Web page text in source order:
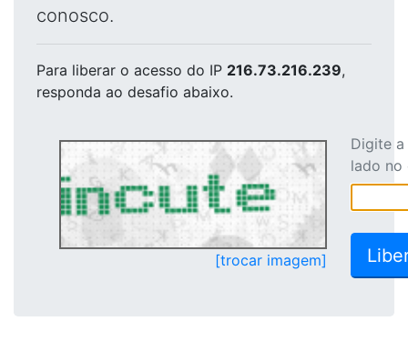
conosco.
Para liberar o acesso do IP 216.73.216.239,
responda ao desafio abaixo.
[trocar imagem]
Digite
lado no